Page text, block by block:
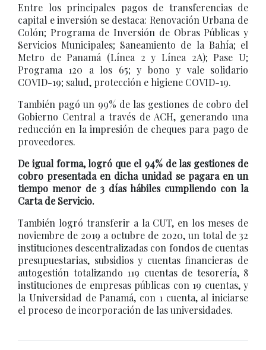
Entre los principales pagos de transferencias de
capital e inversión se destaca: Renovación Urbana de
Colón; Programa de Inversión de Obras Públicas y
Servicios Municipales; Saneamiento de la Bahía; el
Metro de Panamá (Línea 2 y Línea 2A); Pase U;
Programa 120 a los 65; y bono y vale solidario
COVID-19; salud, protección e higiene COVID-19.
También pagó un 99% de las gestiones de cobro del
Gobierno Central a través de ACH, generando una
reducción en la impresión de cheques para pago de
proveedores.
De igual forma, logró que el 94% de las gestiones de
cobro presentada en dicha unidad se pagara en un
tiempo menor de 3 días hábiles cumpliendo con la
Carta de Servicio.
También logró transferir a la CUT, en los meses de
noviembre de 2019 a octubre de 2020, un total de 32
instituciones descentralizadas con fondos de cuentas
presupuestarias, subsidios y cuentas financieras de
autogestión totalizando 119 cuentas de tesorería, 8
instituciones de empresas públicas con 19 cuentas, y
la Universidad de Panamá, con 1 cuenta, al iniciarse
el proceso de incorporación de las universidades.